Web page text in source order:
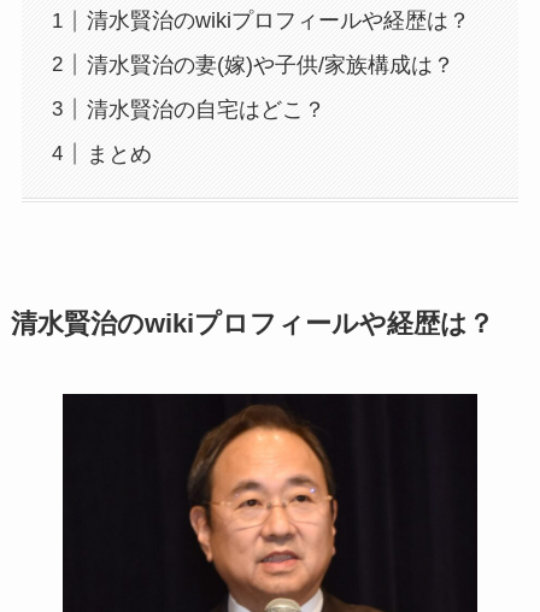
清水賢治のwikiプロフィールや経歴は？
清水賢治の妻(嫁)や子供/家族構成は？
清水賢治の自宅はどこ？
まとめ
清水賢治のwikiプロフィールや経歴は？